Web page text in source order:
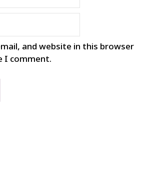
and website in this browser
I comment.